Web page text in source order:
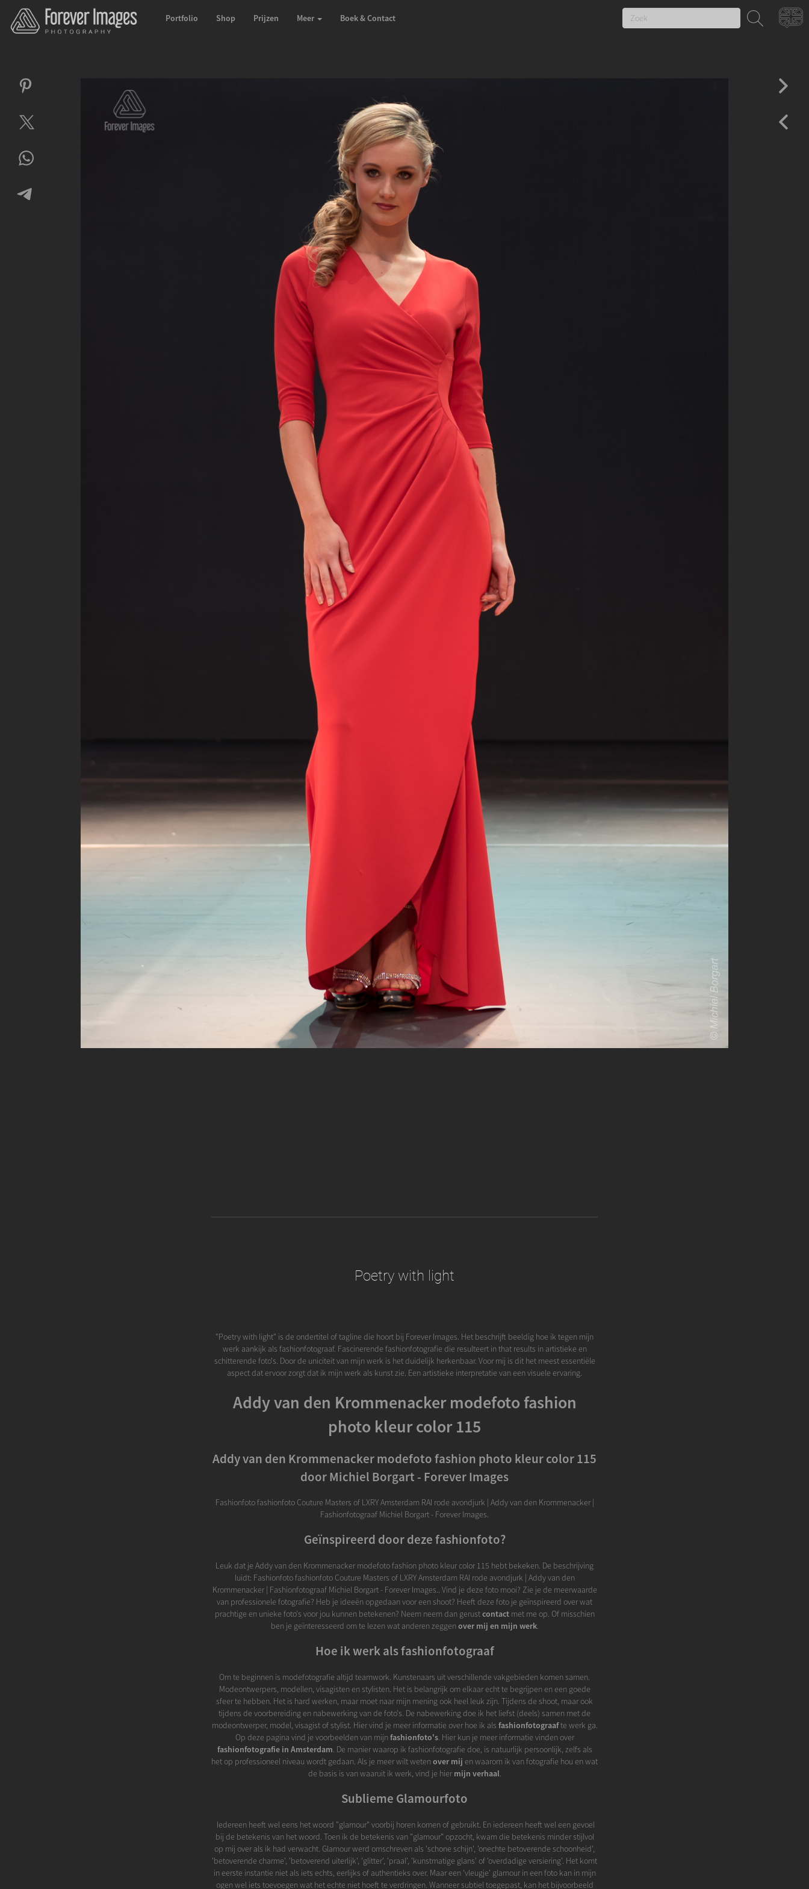
Portfolio Shop Prijzen Meer Boek & Contact
Poetry with light
"Poetry with light" is de ondertitel of tagline die hoort bij Forever Images. Het beschrijft beeldig hoe ik tegen mijn
werk aankijk als fashionfotograaf. Fascinerende fashionfotografie die resulteert in that results in artistieke en
schitterende foto's. Door de uniciteit van mijn werk is het duidelijk herkenbaar. Voor mij is dit het meest essentiële
aspect dat ervoor zorgt dat ik mijn werk als kunst zie. Een artistieke interpretatie van een visuele ervaring.
Addy van den Krommenacker modefoto fashion
photo kleur color 115
Addy van den Krommenacker modefoto fashion photo kleur color 115
door Michiel Borgart - Forever Images
Fashionfoto fashionfoto Couture Masters of LXRY Amsterdam RAI rode avondjurk | Addy van den Krommenacker |
Fashionfotograaf Michiel Borgart - Forever Images.
Geïnspireerd door deze fashionfoto?
Leuk dat je Addy van den Krommenacker modefoto fashion photo kleur color 115 hebt bekeken. De beschrijving
luidt: Fashionfoto fashionfoto Couture Masters of LXRY Amsterdam RAI rode avondjurk | Addy van den
Krommenacker | Fashionfotograaf Michiel Borgart - Forever Images.. Vind je deze foto mooi? Zie je de meerwaarde
van professionele fotografie? Heb je ideeën opgedaan voor een shoot? Heeft deze foto je geïnspireerd over wat
prachtige en unieke foto's voor jou kunnen betekenen? Neem neem dan gerustcontactmet me op. Of misschien
ben je geïnteresseerd om te lezen wat anderen zeggenover mij en mijn werk.
Hoe ik werk als fashionfotograaf
Om te beginnen is modefotografie altijd teamwork. Kunstenaars uit verschillende vakgebieden komen samen.
Modeontwerpers, modellen, visagisten en stylisten. Het is belangrijk om elkaar echt te begrijpen en een goede
sfeer te hebben. Het is hard werken, maar moet naar mijn mening ook heel leuk zijn. Tijdens de shoot, maar ook
tijdens de voorbereiding en nabewerking van de foto's. De nabewerking doe ik het liefst (deels) samen met de
modeontwerper, model, visagist of stylist. Hier vind je meer informatie over hoe ik als fashionfotograafte werk ga.
Op deze pagina vind je voorbeelden van mijnfashionfoto's. Hier kun je meer informatie vinden over
fashionfotografie in Amsterdam. De manier waarop ik fashionfotografie doe, is natuurlijk persoonlijk, zelfs als
het op professioneel niveau wordt gedaan. Als je meer wilt wetenover mij en waarom ik van fotografie hou en wat
de basis is van waaruit ik werk, vind je hiermijn verhaal.
Sublieme Glamourfoto
Iedereen heeft wel eens het woord "glamour" voorbij horen komen of gebruikt. En iedereen heeft wel een gevoel
bij de betekenis van het woord. Toen ik de betekenis van "glamour" opzocht, kwam die betekenis minder stijlvol
op mij over als ik had verwacht. Glamour werd omschreven als 'schone schijn', 'onechte betoverende schoonheid',
'betoverende charme', 'betoverend uiterlijk', 'glitter', 'praal', 'kunstmatige glans' of 'overdadige versiering'. Het komt
in eerste instantie niet als iets echts, eerlijks of authentieks over. Maar een 'vleugje' glamour in een foto kan in mijn
ogen wel iets toevoegen wat het echte niet hoeft te verdringen. Wanneer subtiel toegepast, kan het bijvoorbeeld